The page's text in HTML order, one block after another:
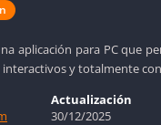
aplicación para PC que
y totalmente
Actualización
30/12/2025